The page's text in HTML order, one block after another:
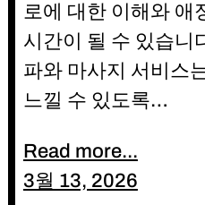
로에 대한 이해와 애
시간이 될 수 있습니
파와 마사지 서비스
느낄 수 있도록…
Read more...
3월 13, 2026